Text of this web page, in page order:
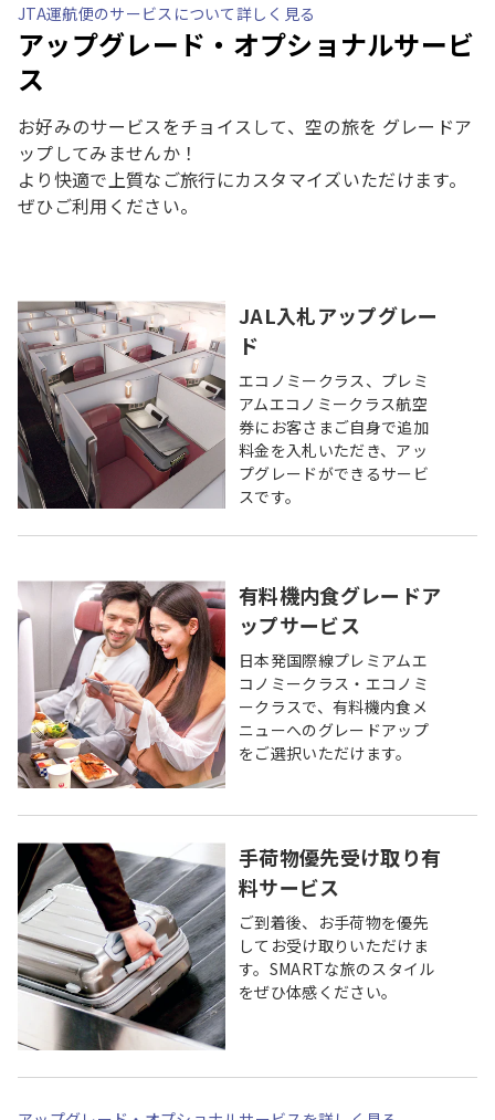
JTA運航便のサービスについて詳しく見る
アップグレード・オプショナルサービ
ス
お好みのサービスをチョイスして、空の旅を グレードア
ップしてみませんか！
より快適で上質なご旅行にカスタマイズいただけます。
ぜひご利用ください。
JAL入札アップグレー
ド
エコノミークラス、プレミ
アムエコノミークラス航空
券にお客さまご自身で追加
料金を入札いただき、アッ
プグレードができるサービ
スです。
有料機内食グレードア
ップサービス
日本発国際線プレミアムエ
コノミークラス・エコノミ
ークラスで、有料機内食メ
ニューへのグレードアップ
をご選択いただけます。
手荷物優先受け取り有
料サービス
ご到着後、お手荷物を優先
してお受け取りいただけま
す。SMARTな旅のスタイル
をぜひ体感ください。